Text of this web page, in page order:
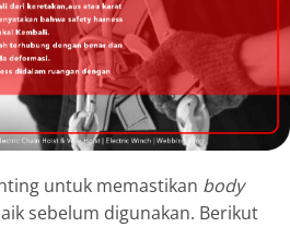
untuk memastikan body
sebelum digunakan. Berikut